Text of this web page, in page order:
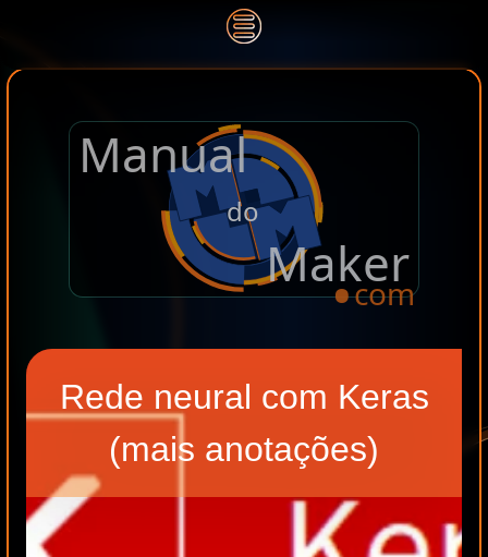
Manual
do
Maker
.com
Rede neural com Keras
(mais anotações)